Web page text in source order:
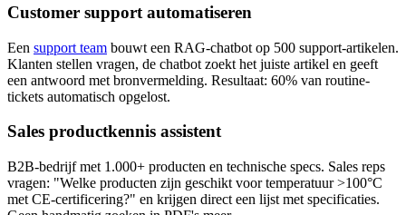
Customer support automatiseren
Een support team bouwt een RAG-chatbot op 500 support-artikelen.
Klanten stellen vragen, de chatbot zoekt het juiste artikel en geeft
een antwoord met bronvermelding. Resultaat: 60% van routine-
tickets automatisch opgelost.
Sales productkennis assistent
B2B-bedrijf met 1.000+ producten en technische specs. Sales reps
vragen: "Welke producten zijn geschikt voor temperatuur >100°C
met CE-certificering?" en krijgen direct een lijst met specificaties.